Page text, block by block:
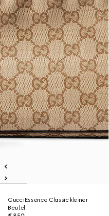
Gucci Essence Classic kleiner
Beutel